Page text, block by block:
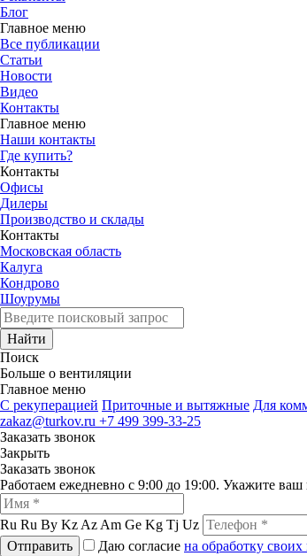
Блог
Главное меню
Все публикации
Статьи
Новости
Видео
Контакты
Главное меню
Наши контакты
Где купить?
Контакты
Офисы
Дилеры
Производство и склады
Контакты
Московская область
Калуга
Кондрово
Шоурумы
Найти
Поиск
Больше о вентиляции
Главное меню
C рекуперацией Приточные и вытяжные Для
zakaz@turkov.ru +7 499 399-33-25
Заказать звонок
Закрыть
Заказать звонок
Работаем ежедневно с 9:00 до 19:00. Укажите
Ru Ru By Kz Az Am Ge Kg Tj Uz
Отправить
Даю согласие на обработку